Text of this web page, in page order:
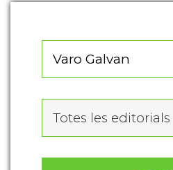
Totes les editorials